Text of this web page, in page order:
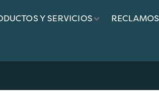
Y SERVICIOS RECLAMOS